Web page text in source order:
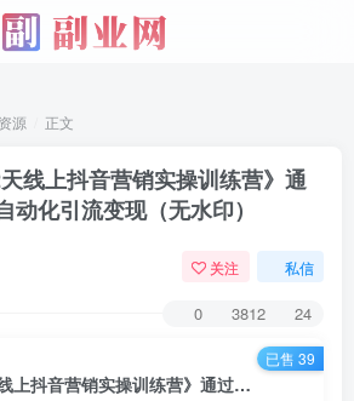
源 正文
天线上抖音营销实操训练营》通
动化引流变现（无水印）
关注 私信
0 3812 24
（1460期）《12天线上抖音营销实操训练营》通过框架布局实现自动化引流变现（无水印）
已售 39